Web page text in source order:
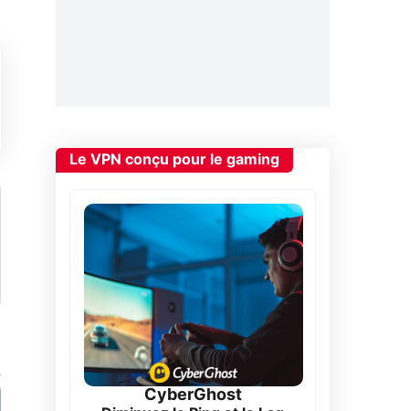
Le VPN conçu pour le gaming
CyberGhost